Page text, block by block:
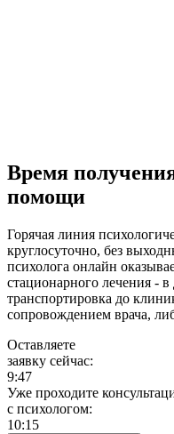
Время
помощи
Горячая линия
круглосуточно, без
психолога онлайн
стационарного лечения -
транспортировка до
сопровождением врача,
Оставляете
заявку сейчас:
9:47
Уже проходите
c психологом:
10:16